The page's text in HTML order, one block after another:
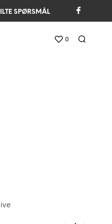
SPØRSMÅL
0